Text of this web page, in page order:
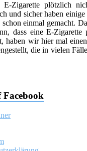
E-Zigarette plötzlich
und sicher haben
einmal gemacht.
dass eine E-
haben wir hier mal
die in vielen